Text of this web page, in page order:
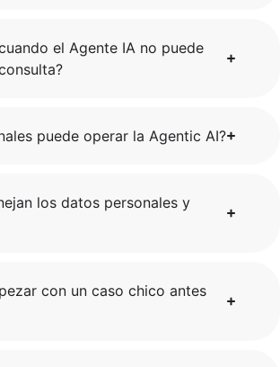
el Agente IA no puede
puede operar la Agentic AI?
los datos personales y
con un caso chico antes